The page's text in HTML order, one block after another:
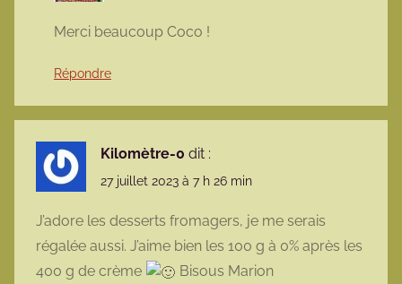
Merci beaucoup Coco !
Répondre
Kilomètre-0 dit :
27 juillet 2023 à 7 h 26 min
J’adore les desserts fromagers, je me serais
régalée aussi. J’aime bien les 100 g à 0% après les
400 g de crème
Bisous Marion